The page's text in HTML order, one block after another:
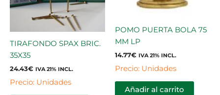
TIRAFONDO SPAX BRIC.
35X35
24.43€ IVA 21% INCL.
Precio: Unidades
POMO PUERTA BOLA 75
MM LP
14.77€ IVA 21% INCL.
Precio: Unidades
Añadir al carrito